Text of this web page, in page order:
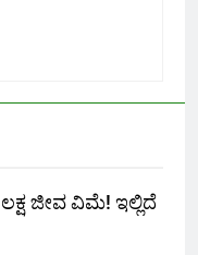
ಲಕ್ಷ ಜೀವ ವಿಮೆ! ಇಲ್ಲಿದೆ